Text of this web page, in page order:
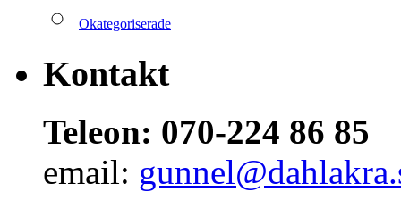
Okategoriserade
Kontakt
Teleon: 070-224 86 85
email: